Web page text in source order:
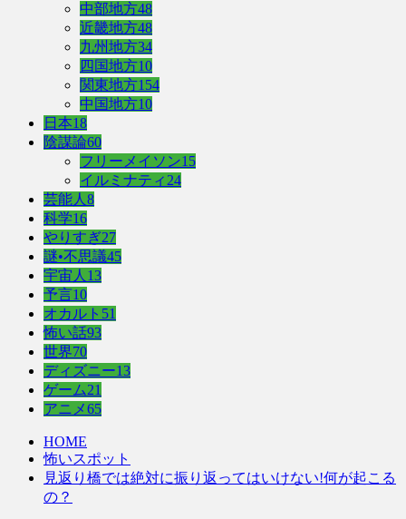
中部地方48
近畿地方48
九州地方34
四国地方10
関東地方154
中国地方10
日本18
陰謀論60
フリーメイソン15
イルミナティ 24
芸能人 8
科学16
やりすぎ27
謎•不思議45
宇宙人 13
予言10
オカルト 51
怖い話93
世界70
ディズニー13
ゲーム21
アニメ65
HOME
怖いスポット
見返り橋では絶対に振り返ってはいけない!何が起こる
の？